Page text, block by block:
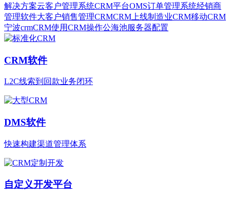
解决方案云客户管理系统CRM平台OMS订单管理系统经销商
管理软件大客户销售管理CRMCRM上线制造业CRM移动CRM
宁波crmCRM使用CRM操作公海池服务器配置
CRM软件
L2C线索到回款业务闭环
DMS软件
快速构建渠道管理体系
自定义开发平台